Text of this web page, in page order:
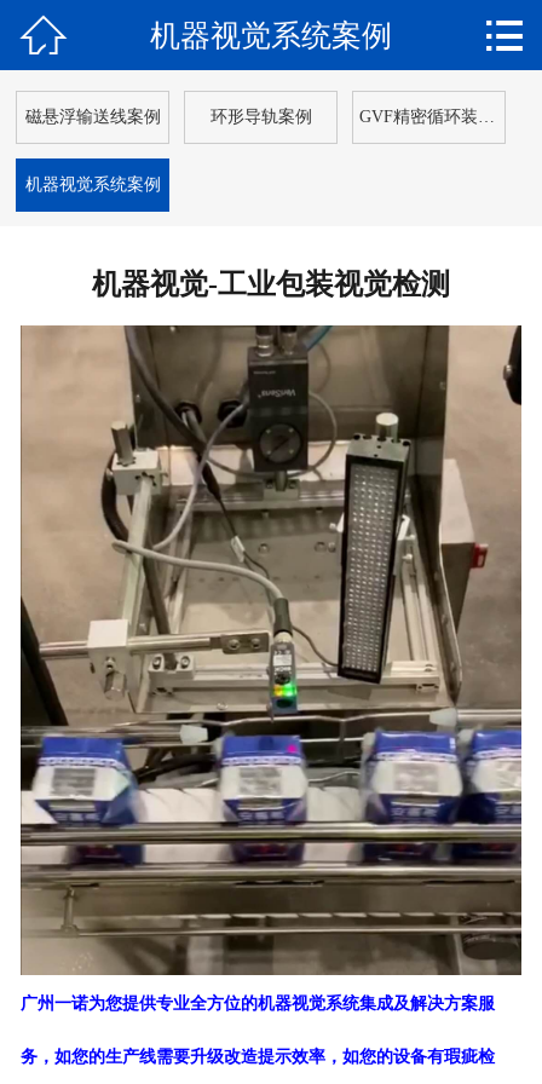
 网站首页
关于我们
解决方案
应用案例
在线留言
联系我们
 机器视觉系统案例 
磁悬浮输送线案例 环形导轨案例
机器视觉系统案例
机器视觉-工业包装视觉检测
广州一诺为您提供专业全方位的机器视觉系统集成及解决方案服
务，如您的生产线需要升级改造提示效率，如您的设备有瑕疵检